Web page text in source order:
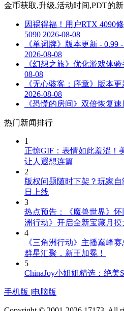
金币获取,升级,活动时间,PDT的
因祸得福！用户RTX 4090
5090 2026-08-08
《单词牌》版本更新 -
2026-08-08
《幻想之旅》优化游戏体
08-08
《无心骇客：序章》版本
2026-08-08
《恐慌的房间》双倍恢复速
热门新闻排行
1
正惊GIF：表情如此羞涩！
让人遐想连篇
2
版权问题随时下架？玩家
日上线
3
热点预告：《魔兽世界》
洲行动》开启全新宝藏月摸
4
《三角洲行动》主播巅峰
群星汇聚，新王加冕！
5
ChinaJoy小姐姐精选：绝美
手机版 |电脑版